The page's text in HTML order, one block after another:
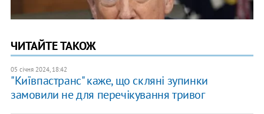
ЧИТАЙТЕ ТАКОЖ
05 січня 2024, 18:42
"Київпастранс" каже, що скляні зупинки
замовили не для перечікування тривог